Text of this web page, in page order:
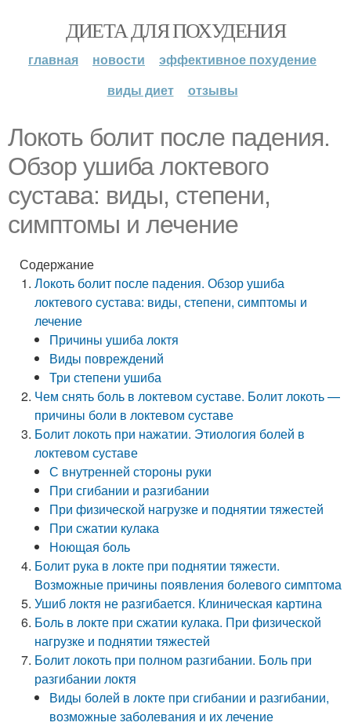
ДИЕТА ДЛЯ ПОХУДЕНИЯ
главная новости
эффективное похудение
виды диет
отзывы
Локоть болит после падения.
Обзор ушиба локтевого
сустава: виды, степени,
симптомы и лечение
Содержание
Локоть болит после падения. Обзор ушиба
локтевого сустава: виды, степени, симптомы и
лечение
Причины ушиба локтя
Виды повреждений
Три степени ушиба
Чем снять боль в локтевом суставе. Болит локоть —
причины боли в локтевом суставе
Болит локоть при нажатии. Этиология болей в
локтевом суставе
С внутренней стороны руки
При сгибании и разгибании
При физической нагрузке и поднятии тяжестей
При сжатии кулака
Ноющая боль
Болит рука в локте при поднятии тяжести.
Возможные причины появления болевого симптома
Ушиб локтя не разгибается. Клиническая картина
Боль в локте при сжатии кулака. При физической
нагрузке и поднятии тяжестей
Болит локоть при полном разгибании. Боль при
разгибании локтя
Виды болей в локте при сгибании и разгибании,
возможные заболевания и их лечение